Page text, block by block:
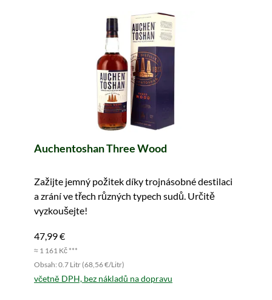
Auchentoshan Three Wood
Zažijte jemný požitek díky trojnásobné destilaci
a zrání ve třech různých typech sudů. Určitě
vyzkoušejte!
47,99 €
≈ 1 161 Kč ***
Obsah: 0.7 Litr (68,56 €/Litr)
včetně DPH, bez nákladů na dopravu